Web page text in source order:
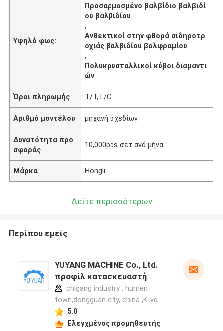
Υψηλό φως:
Προσαρμοσμένο βαλβίδιο βαλβιδί
ου βαλβιδίου
,
Ανθεκτικοί στην φθορά σιδηροτρ
οχιάς βαλβιδίου βολφραμίου
,
Πολυκρυσταλλικοί κύβοι διαμαντι
ών
Όροι πληρωμής T/T, L/C
Αριθμό μοντέλου μηχανή σχεδίων
Δυνατότητα προ
σφοράς
10,000pcs σετ ανά μήνα
Μάρκα Hongli
Δείτε περισσότερων
Περίπου εμείς
YUYANG MACHINE Co., Ltd.
προφίλ κατασκευαστή
chigang industry , humen
town,dongguan city, china ,Κίνα
5.0
Ελεγχμένος προμηθευτής